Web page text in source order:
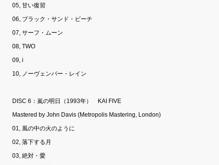
05, 甘い復習
06, ブラック・サンド・ビーチ
07, サーフ・ムーン
08, TWO
09, i
10, ノーヴェンバー・レイン
DISC 6：嵐の明日（1993年） KAI FIVE
Mastered by John Davis (Metropolis Mastering, London)
01, 風の中の火のように
02, 落下する月
03, 絶対・愛